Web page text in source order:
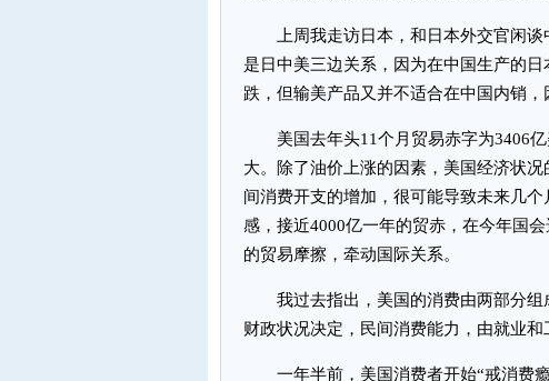
上周我走访日本，和日本外交官闲谈
是日中美三边关系，因为在中国生产的
跌，但输美产品又并不适合在中国内销，
美国去年头11个月贸易赤字为3406亿
大。除了油价上涨的因素，美国经济状
间消费开支的增加，很可能导致未来几
感，接近4000亿一年的贸赤，在今年国
的贸易摩擦，牵动国际关系。
我过去指出，美国的消费由两部分组
财政状况决定，民间消费能力，由就业
一年半前，美国消费者开始“戒消费瘾